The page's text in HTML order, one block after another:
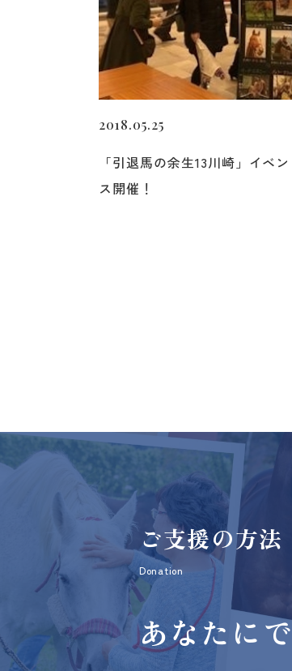
2018.05.25
「引退馬の余生13川崎」イベ
ス開催！
ご支援の方法
Donation
あなたに